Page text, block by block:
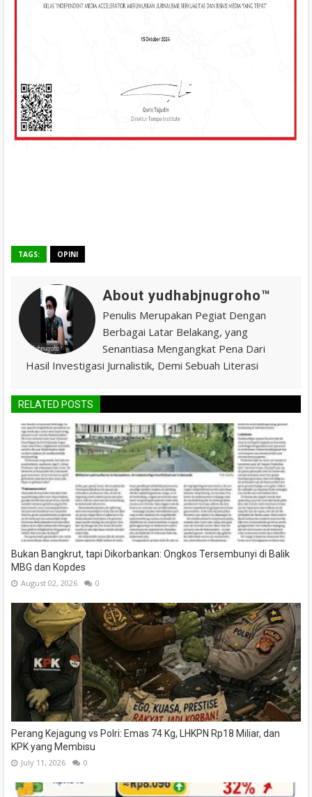
TAGS: OPINI
About yudhabjnugroho™️
Penulis Merupakan Pegiat Dengan
Berbagai Latar Belakang, yang
Senantiasa Mengangkat Pena Dari
Hasil Investigasi Jurnalistik, Demi Sebuah Literasi
RELATED POSTS
Bukan Bangkrut, tapi Dikorbankan: Ongkos Tersembunyi di Balik
MBG dan Kopdes
August 02, 2026 0
Perang Kejagung vs Polri: Emas 74 Kg, LHKPN Rp18 Miliar, dan
KPK yang Membisu
July 11, 2026 0